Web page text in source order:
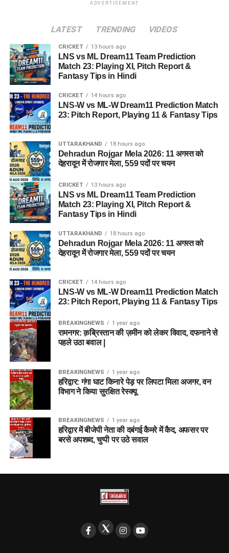
ADVERTISEMENT
LATEST TRENDING VIDEOS
CRICKET 13 hours ago
LNS vs ML Dream11 Team Prediction
Match 23: Playing XI, Pitch Report &
Fantasy Tips in Hindi
CRICKET 14 hours ago
LNS-W vs ML-W Dream11 Prediction Match
23: Pitch Report, Playing 11 & Fantasy Tips
UTTARAKHAND 18 hours ago
Dehradun Rojgar Mela 2026: 11 अगस्त को
देहरादून में रोजगार मेला, 559 पदों पर चयन
CRICKET 13 hours ago
LNS vs ML Dream11 Team Prediction
Match 23: Playing XI, Pitch Report &
Fantasy Tips in Hindi
UTTARAKHAND 18 hours ago
Dehradun Rojgar Mela 2026: 11 अगस्त को
देहरादून में रोजगार मेला, 559 पदों पर चयन
CRICKET 14 hours ago
LNS-W vs ML-W Dream11 Prediction Match
23: Pitch Report, Playing 11 & Fantasy Tips
BREAKINGNEWS 1 year ago
रामनगर: क़ब्रिस्तान की ज़मीन को लेकर विवाद, दफनाने से
पहले उठा बवाल |
BREAKINGNEWS 1 year ago
हरिद्वार: गंगा घाट किनारे पेड़ पर लिपटा मिला अजगर, वन
विभाग ने किया सुरक्षित रेस्क्यू
BREAKINGNEWS 1 year ago
हरिद्वार में बीजेपी नेता की दबंगई कैमरे में कैद, अफसर पर
बरसे अपशब्द, चुप्पी पर उठे सवाल